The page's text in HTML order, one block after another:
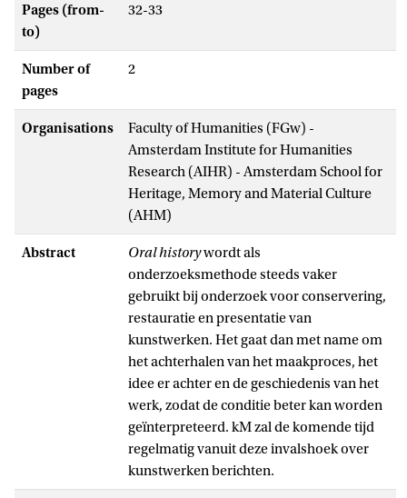
Pages (from-
to)
32-33
Number of
pages
2
Organisations
Faculty of Humanities (FGw) -
Amsterdam Institute for Humanities
Research (AIHR) - Amsterdam School for
Heritage, Memory and Material Culture
(AHM)
Abstract Oral historywordt als
onderzoeksmethode steeds vaker
gebruikt bij onderzoek voor conservering,
restauratie en presentatie van
kunstwerken. Het gaat dan met name om
het achterhalen van het maakproces, het
idee er achter en de geschiedenis van het
werk, zodat de conditie beter kan worden
geïnterpreteerd. kM zal de komende tijd
regelmatig vanuit deze invalshoek over
kunstwerken berichten.